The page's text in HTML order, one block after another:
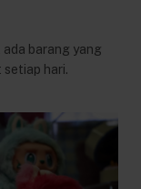
barang yang
setiap hari.